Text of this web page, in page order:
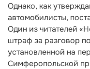
Однако, как
автомобилисты,
Один из читателей
штраф за разговор
установленной на
Симферопольской